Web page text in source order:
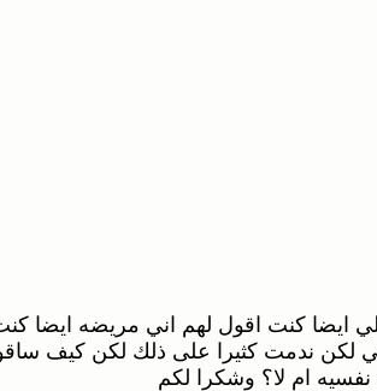
ايضا كنت اقول لهم اني مريضه ايضا
لكن ندمت كثيرا على ذلك لكن كيف
ام لا؟ وشكرا لكم